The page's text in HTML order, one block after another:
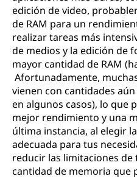
edición de video,
de RAM para un
realizar tareas más
de medios y la edición de
mayor cantidad de RAM
Afortunadamente,
vienen con cantidades
en algunos casos), lo que
mejor rendimiento y una
última instancia, al elegir
adecuada para tus
reducir las limitaciones de
cantidad de memoria que